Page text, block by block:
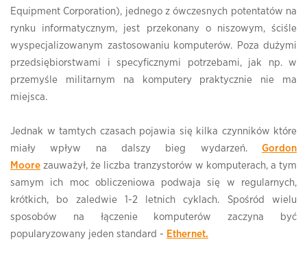
Equipment Corporation), jednego z ówczesnych potentatów na
rynku informatycznym, jest przekonany o niszowym, ściśle
wyspecjalizowanym zastosowaniu komputerów. Poza dużymi
przedsiębiorstwami i specyficznymi potrzebami, jak np. w
przemyśle militarnym na komputery praktycznie nie ma
miejsca.
Jednak w tamtych czasach pojawia się kilka czynników które
miały wpływ na dalszy bieg wydarzeń. Gordon
Moore zauważył, że liczba tranzystorów w komputerach, a tym
samym ich moc obliczeniowa podwaja się w regularnych,
krótkich, bo zaledwie 1-2 letnich cyklach. Spośród wielu
sposobów na łączenie komputerów zaczyna być
popularyzowany jeden standard - Ethernet.